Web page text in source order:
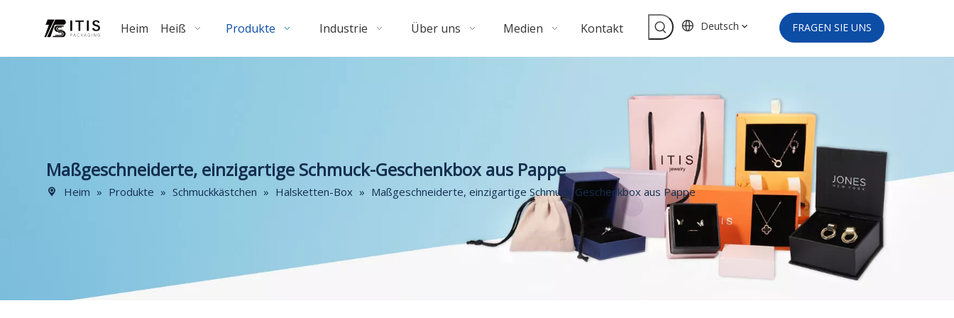
Heim Heiß Produkte Industrie Über uns Medien Kontakt Deutsch FRAGEN SIE UNS
Maßgeschneiderte, einzigartige Schmuck-Geschenkbox aus Pappe
Heim » Produkte » Schmuckkästchen » Halsketten-Box » Maßgeschneiderte, einzigartige Schmuck-Geschenkbox aus Pappe